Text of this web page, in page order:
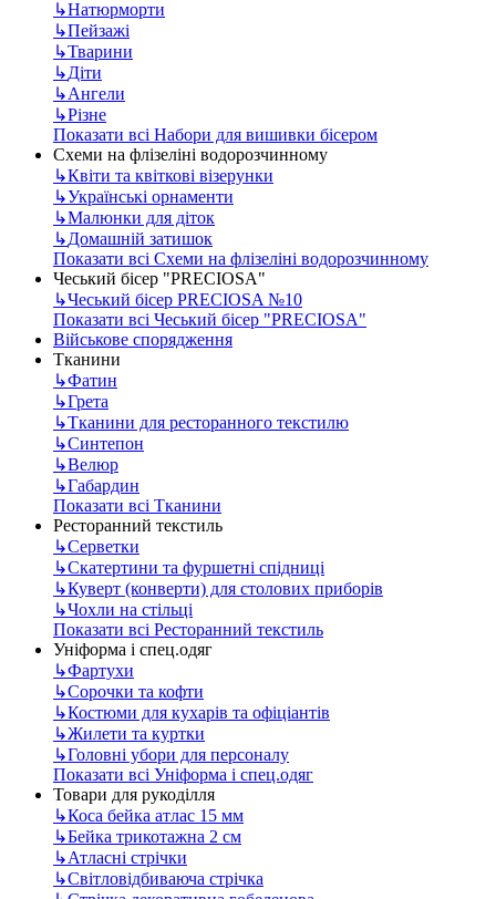
↳Натюрморти
↳Пейзажі
↳Тварини
↳Діти
↳Ангели
↳Різне
Показати всі Набори для вишивки бісером
Схеми на флізеліні водорозчинному
↳Квіти та квіткові візерунки
↳Українські орнаменти
↳Малюнки для діток
↳Домашній затишок
Показати всі Схеми на флізеліні водорозчинному
Чеський бісер "PRECIOSA"
↳Чеський бісер PRECIOSA №10
Показати всі Чеський бісер "PRECIOSA"
Військове спорядження
Тканини
↳Фатин
↳Грета
↳Тканини для ресторанного текстилю
↳Синтепон
↳Велюр
↳Габардин
Показати всі Тканини
Ресторанний текстиль
↳Серветки
↳Скатертини та фуршетні спідниці
↳Куверт (конверти) для столових приборів
↳Чохли на стільці
Показати всі Ресторанний текстиль
Уніформа і спец.одяг
↳Фартухи
↳Сорочки та кофти
↳Костюми для кухарів та офіціантів
↳Жилети та куртки
↳Головні убори для персоналу
Показати всі Уніформа і спец.одяг
Товари для рукоділля
↳Коса бейка атлас 15 мм
↳Бейка трикотажна 2 см
↳Атласні стрічки
↳Світловідбиваюча стрічка